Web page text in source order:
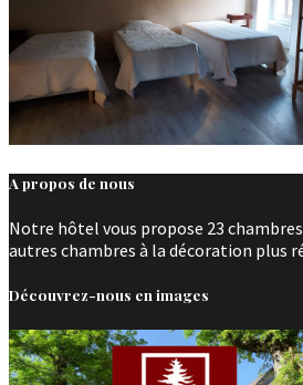
A propos de nous
Notre hôtel vous propose 23
autres chambres à la décoration plus
Découvrez-nous en images